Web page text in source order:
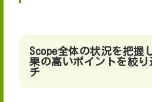
Scope全体の状況を把握
果の高いポイントを絞り
チ